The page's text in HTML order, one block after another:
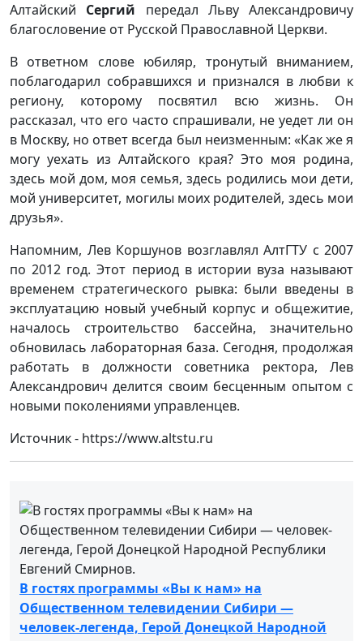
Алтайский Сергий передал Льву Александровичу
благословение от Русской Православной Церкви.
В ответном слове юбиляр, тронутый вниманием,
поблагодарил собравшихся и признался в любви к
региону, которому посвятил всю жизнь. Он
рассказал, что его часто спрашивали, не уедет ли он
в Москву, но ответ всегда был неизменным: «Как же я
могу уехать из Алтайского края? Это моя родина,
здесь мой дом, моя семья, здесь родились мои дети,
мой университет, могилы моих родителей, здесь мои
друзья».
Напомним, Лев Коршунов возглавлял АлтГТУ с 2007
по 2012 год. Этот период в истории вуза называют
временем стратегического рывка: были введены в
эксплуатацию новый учебный корпус и общежитие,
началось строительство бассейна, значительно
обновилась лабораторная база. Сегодня, продолжая
работать в должности советника ректора, Лев
Александрович делится своим бесценным опытом с
новыми поколениями управленцев.
Источник - https://www.altstu.ru
В гостях программы «Вы к нам» на
Общественном телевидении Сибири —
человек-легенда, Герой Донецкой Народной